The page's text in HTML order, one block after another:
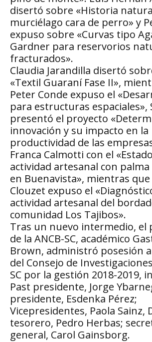
disertó sobre «Historia
murciélago cara de perro» y
expuso sobre «Curvas tipo
Gardner para reservorios
fracturados».
Claudia Jarandilla disertó
«Textil Guaraní Fase II»,
Peter Conde expuso el
para estructuras espaciales»,
presentó el proyecto
innovación y su impacto en la
productividad de las
Franca Calmotti con el
actividad artesanal con
en Buenavista», mientras que
Clouzet expuso el
actividad artesanal del
comunidad Los Tajibos».
Tras un nuevo intermedio, el
de la ANCB-SC, académico
Brown, administró posesión
del Consejo de
SC por la gestión 2018-2019,
Past presidente, Jorge
presidente, Esdenka Pérez;
Vicepresidentes, Paola Sainz,
tesorero, Pedro Herbas;
general, Carol Gainsborg.